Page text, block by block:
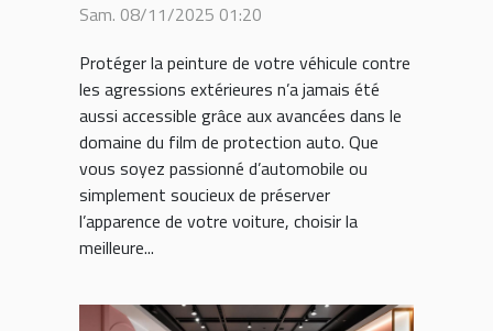
peinture de votre
véhicule
Sam. 08/11/2025 01:20
Protéger la peinture de votre véhicule contre
les agressions extérieures n’a jamais été
aussi accessible grâce aux avancées dans le
domaine du film de protection auto. Que
vous soyez passionné d’automobile ou
simplement soucieux de préserver
l’apparence de votre voiture, choisir la
meilleure...